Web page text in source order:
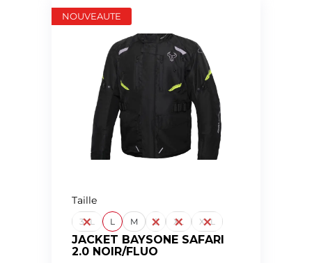
Taille
3XL L M S XL XXL
JACKET BAYSONE SAFARI
2.0 NOIR/FLUO
NOUVEAUTE